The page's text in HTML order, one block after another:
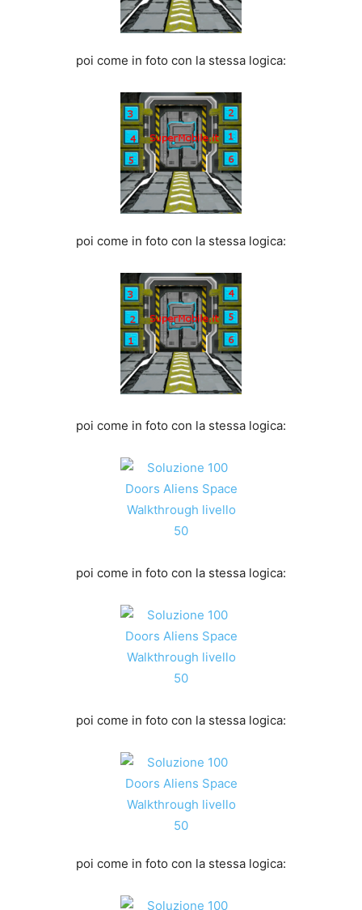
poi come in foto con la stessa logica:
poi come in foto con la stessa logica:
poi come in foto con la stessa logica:
poi come in foto con la stessa logica:
poi come in foto con la stessa logica:
poi come in foto con la stessa logica: